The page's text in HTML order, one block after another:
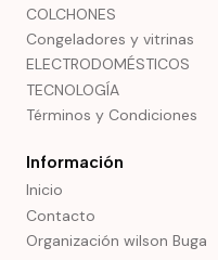
COLCHONES
Congeladores y vitrinas
ELECTRODOMÉSTICOS
TECNOLOGÍA
Términos y Condiciones
Información
Inicio
Contacto
Organización wilson Buga